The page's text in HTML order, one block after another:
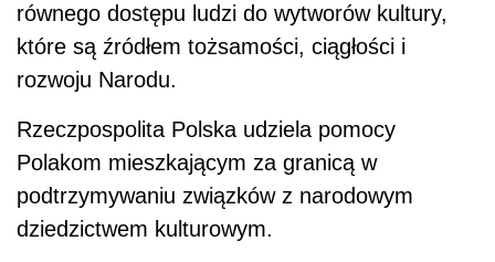
równego dostępu ludzi do wytworów kultury,
które są źródłem tożsamości, ciągłości i
rozwoju Narodu.
Rzeczpospolita Polska udziela pomocy
Polakom mieszkającym za granicą w
podtrzymywaniu związków z narodowym
dziedzictwem kulturowym.